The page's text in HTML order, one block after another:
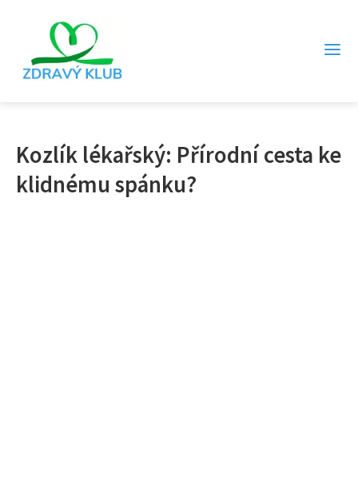
Kozlík lékařský: Přírodní cesta ke
klidnému spánku?